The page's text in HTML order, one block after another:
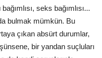
seks bağımlısı...
bulmak mümkün. Bu
çıkan absürt durumlar,
bir yandan suçluları